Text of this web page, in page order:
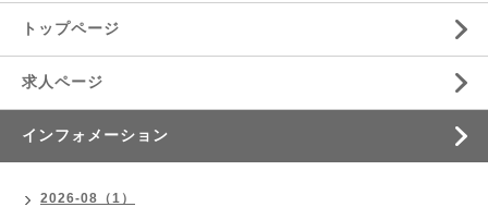
トップページ
求人ページ
インフォメーション
2026-08（1）